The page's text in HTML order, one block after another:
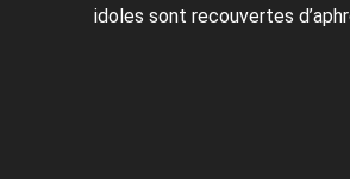
idoles sont recouvertes